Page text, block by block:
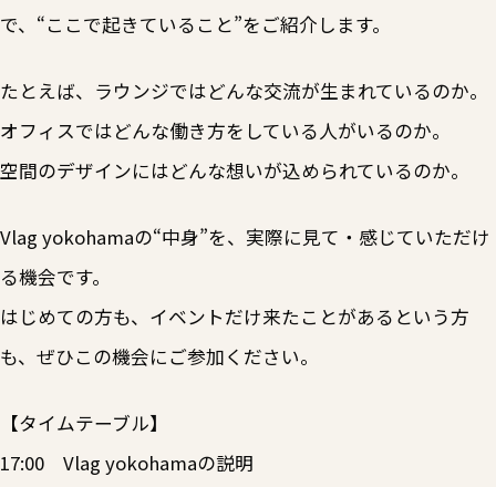
で、“ここで起きていること”をご紹介します。
たとえば、ラウンジではどんな交流が生まれているのか。
オフィスではどんな働き方をしている人がいるのか。
空間のデザインにはどんな想いが込められているのか。
Vlag yokohamaの“中身”を、実際に見て・感じていただけ
る機会です。
はじめての方も、イベントだけ来たことがあるという方
も、ぜひこの機会にご参加ください。
【タイムテーブル】
17:00 Vlag yokohamaの説明